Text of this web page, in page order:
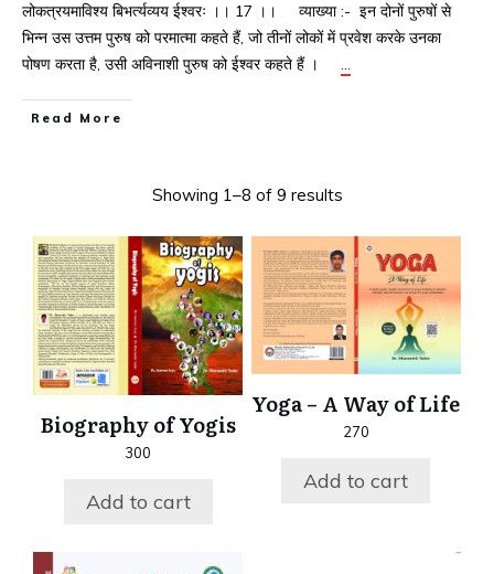
लोकत्रयमाविश्य बिभर्त्यव्यय ईश्वरः ।। 17 ।। व्याख्या :- इन दोनों पुरुषों से
भिन्न उस उत्तम पुरुष को परमात्मा कहते हैं, जो तीनों लोकों में प्रवेश करके उनका
पोषण करता है, उसी अविनाशी पुरुष को ईश्वर कहते हैं । …
Read More
Showing 1–8 of 9 results
Biography of Yogis
300
Add to cart
Yoga – A Way of Life
270
Add to cart